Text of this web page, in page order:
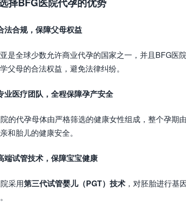
择BFG医院代孕的优势
法合规，保障父母权益
是全球少数允许商业代孕的国家之一，并且BFG医
父母的合法权益，避免法律纠纷。
业医疗团队，全程保障孕产安全
的代孕母体由严格筛选的健康女性组成，整个孕期
和胎儿的健康安全。
端试管技术，保障宝宝健康
采用第三代试管婴儿（PGT）技术 ，对胚胎进行基